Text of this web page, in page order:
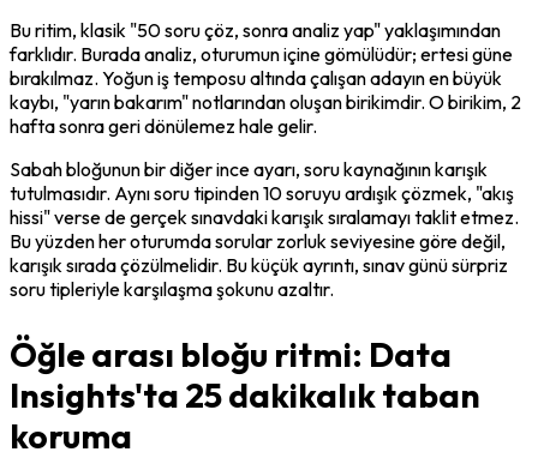
Bu ritim, klasik "50 soru çöz, sonra analiz yap" yaklaşımından
farklıdır. Burada analiz, oturumun içine gömülüdür; ertesi güne
bırakılmaz. Yoğun iş temposu altında çalışan adayın en büyük
kaybı, "yarın bakarım" notlarından oluşan birikimdir. O birikim, 2
hafta sonra geri dönülemez hale gelir.
Sabah bloğunun bir diğer ince ayarı, soru kaynağının karışık
tutulmasıdır. Aynı soru tipinden 10 soruyu ardışık çözmek, "akış
hissi" verse de gerçek sınavdaki karışık sıralamayı taklit etmez.
karışık sırada çözülmelidir. Bu küçük ayrıntı, sınav günü sürpriz
soru tipleriyle karşılaşma şokunu azaltır.
Öğle arası bloğu ritmi: Data
Insights'ta 25 dakikalık taban
koruma